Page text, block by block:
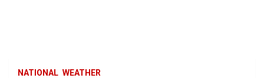
NATIONAL WEATHER